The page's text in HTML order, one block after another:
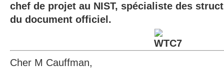
chef de projet au NIST, spécialiste des
du document officiel.
Cher M Cauffman,